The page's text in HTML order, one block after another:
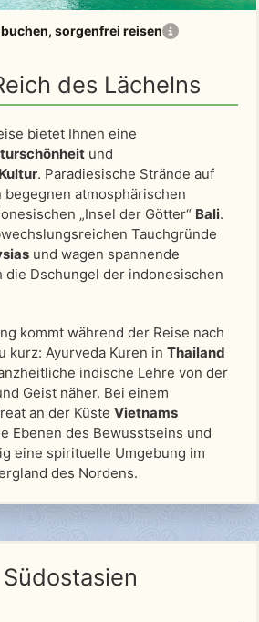
, sorgenfrei reisen
des Lächelns
bietet Ihnen eine
und
. Paradiesische Strände auf
begegnen atmosphärischen
„Insel der Götter“ Bali.
Tauchgründe
und wagen spannende
die Dschungel der indonesischen
kommt während der Reise nach
kurz: Ayurveda Kuren in Thailand
indische Lehre von der
Geist näher. Bei einem
an der Küste Vietnams
Ebenen des Bewusstseins und
eine spirituelle Umgebung im
des Nordens.